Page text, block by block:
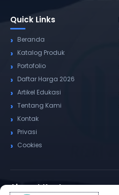
Quick Links
Beranda
Katalog Produk
Portofolio
Daftar Harga 2026
Artikel Edukasi
Tentang Kami
Kontak
Privasi
Cookies
Alamat Kantor